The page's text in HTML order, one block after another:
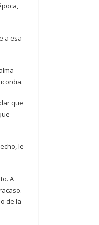
a esa
que
le
A
de la